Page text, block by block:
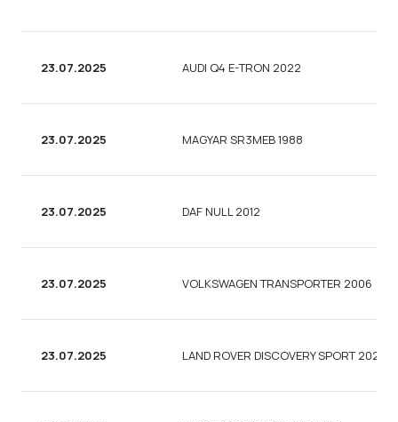
23.07.2025 AUDI Q4 E-TRON 2022
23.07.2025 MAGYAR SR3MEB 1988
23.07.2025 DAF NULL 2012
23.07.2025 VOLKSWAGEN TRANSPORTER 2006
23.07.2025 LAND ROVER DISCOVERY SPORT 2020